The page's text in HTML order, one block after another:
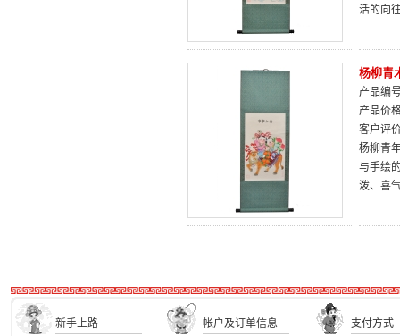
活的向
杨柳青
产品编
产品价
客户评
杨柳青
与手绘
泼、喜
新手上路 帐户及订单信息
支付方式